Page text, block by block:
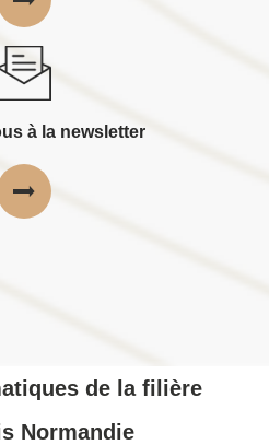
à la newsletter
de la filière
Normandie